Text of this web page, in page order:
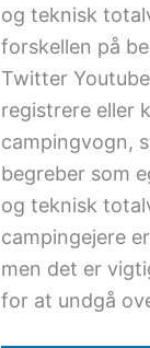
og teknisk
forskellen på
Twitter
registrere eller
campingvogn,
begreber som
og teknisk
campingejere
men det er
for at undgå